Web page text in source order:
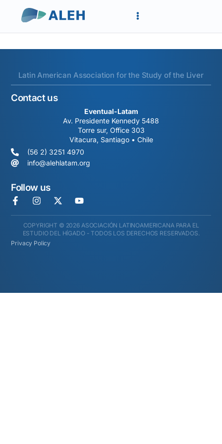
Latin American Association for the Study of the Liver
Contact us
Eventual-Latam
Av. Presidente Kennedy 5488
Torre sur, Office 303
Vitacura, Santiago • Chile
(56 2) 3251 4970
info@alehlatam.org
Follow us
COPYRIGHT © 2026 ASOCIACIÓN LATINOAMERICANA PARA EL
ESTUDIO DEL HÍGADO - TODOS LOS DERECHOS RESERVADOS.
Privacy Policy